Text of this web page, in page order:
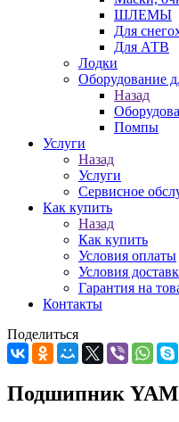
ШЛЕМЫ
Для
Для АТВ
Лодки
Оборудование
Назад
Помпы
Услуги
Назад
Услуги
Сервисное
Как купить
Назад
Как купить
Условия оплаты
Условия
Гарантия на
Контакты
Поделиться
Подшипник